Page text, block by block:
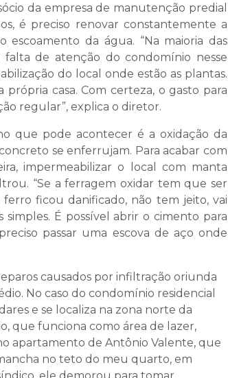
da empresa de manutenção predial
é preciso renovar constantemente a
da água. “Na maioria das
de atenção do condomínio nesse
do local onde estão as plantas.
casa. Com certeza, o gasto para
regular”, explica o diretor.
que pode acontecer é a oxidação da
se enferrujam. Para acabar com
impermeabilizar o local com manta
“Se a ferragem oxidar tem que ser
ferro ficou danificado, não tem jeito, vai
simples. É possível abrir o cimento para
passar uma escova de aço onde
causados por infiltração oriunda
No caso do condomínio residencial
e se localiza na zona norte da
que funciona como área de lazer,
apartamento de Antônio Valente, que
no teto do meu quarto, em
ele demorou para tomar